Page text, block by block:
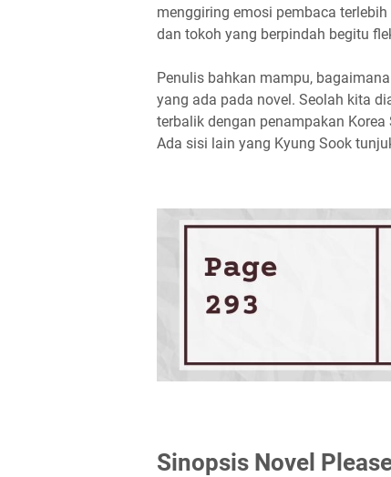
menggiring emosi pembaca
dan tokoh yang berpindah begitu
Penulis bahkan mampu,
yang ada pada novel. Seolah kita
terbalik dengan penampakan
Ada sisi lain yang Kyung Sook
Sinopsis Novel